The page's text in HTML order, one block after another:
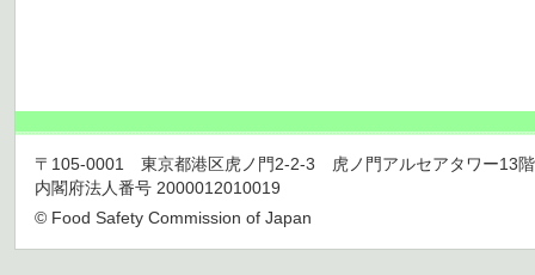
〒105-0001 東京都港区虎ノ門2-2-3 虎ノ門アルセアタワー13
内閣府法人番号 2000012010019
© Food Safety Commission of Japan